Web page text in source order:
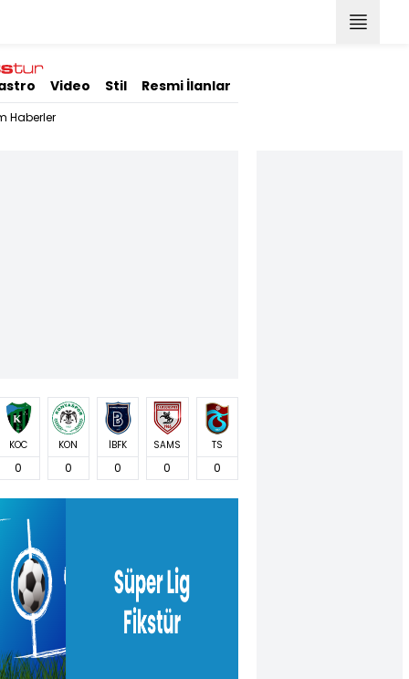
Video Stil Resmi İlanlar
Haberler
KOC
0
KON
0
İBFK
0
SAMS
0
TS
0